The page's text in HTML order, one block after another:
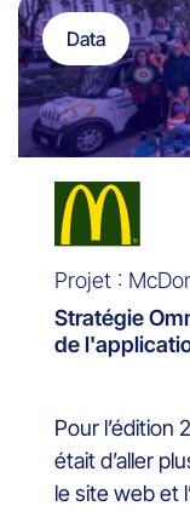
Data
Projet :
Stratégie
de
Pour l’édition
était d’aller
le site web et